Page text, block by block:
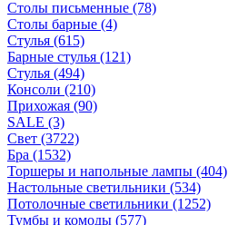
Столы письменные (78)
Столы барные (4)
Стулья (615)
Барные стулья (121)
Стулья (494)
Консоли (210)
Прихожая (90)
SALE (3)
Свет (3722)
Бра (1532)
Торшеры и напольные лампы (404)
Настольные светильники (534)
Потолочные светильники (1252)
Тумбы и комоды (577)